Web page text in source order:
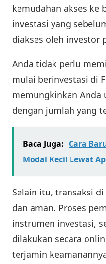
kemudahan akses ke
investasi yang
diakses oleh investor
Anda tidak perlu
mulai berinvestasi di
memungkinkan Anda
dengan jumlah yang
Baca Juga: Cara
Modal Kecil Lewat
Selain itu, transaksi
dan aman. Proses
instrumen investasi,
dilakukan secara
terjamin